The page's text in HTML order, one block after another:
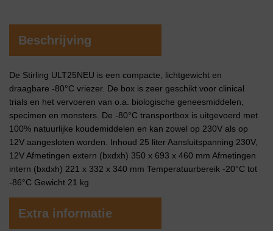
Beschrijving
De Stirling ULT25NEU is een compacte, lichtgewicht en
draagbare -80°C vriezer. De box is zeer geschikt voor clinical
trials en het vervoeren van o.a. biologische geneesmiddelen,
specimen en monsters. De -80°C transportbox is uitgevoerd met
100% natuurlijke koudemiddelen en kan zowel op 230V als op
12V aangesloten worden. Inhoud 25 liter Aansluitspanning 230V,
12V Afmetingen extern (bxdxh) 350 x 693 x 460 mm Afmetingen
intern (bxdxh) 221 x 332 x 340 mm Temperatuurbereik -20°C tot
-86°C Gewicht 21 kg
Extra informatie